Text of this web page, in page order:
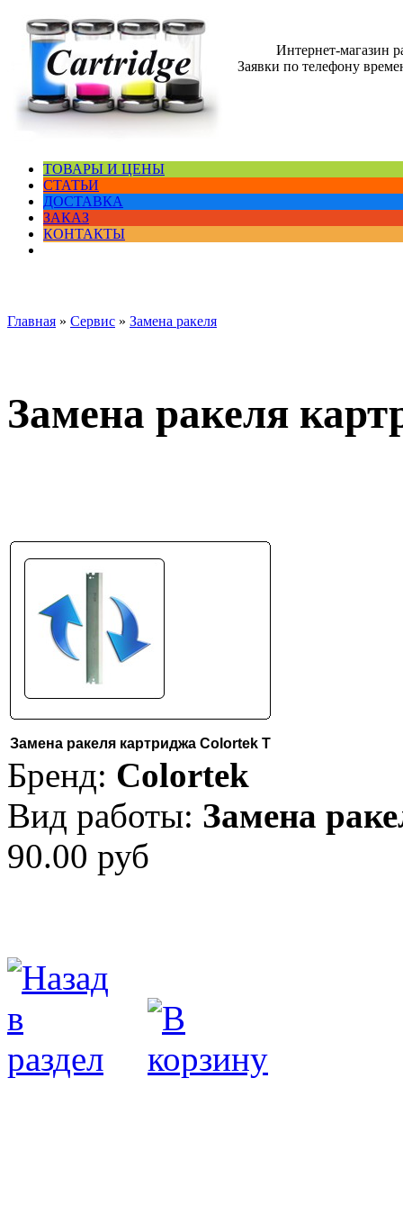
Интернет-магазин
Заявки по телефону
ТОВАРЫ И ЦЕНЫ
СТАТЬИ
ДОСТАВКА
ЗАКАЗ
КОНТАКТЫ
Главная » Сервис » Замена ракеля
Замена ракеля
Замена ракеля картриджа Colortek T
Бренд: Colortek
Вид работы: Замена
90.00 руб